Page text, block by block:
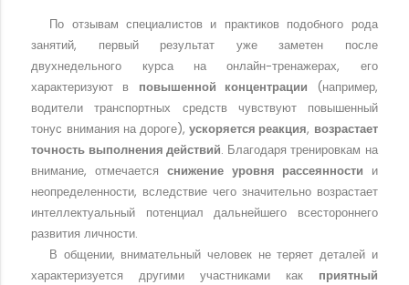
По отзывам специалистов и практиков подобного рода
занятий, первый результат уже заметен после
двухнедельного курса на онлайн-тренажерах, его
характеризуют в повышенной концентрации (например,
водители транспортных средств чувствуют повышенный
тонус внимания на дороге),ускоряется реакция, возрастает
точность выполнения действий. Благодаря тренировкам на
внимание, отмечаетсяснижение уровня рассеянности и
неопределенности, вследствие чего значительно возрастает
интеллектуальный потенциал дальнейшего всестороннего
развития личности.
В общении, внимательный человек не теряет деталей и
характеризуется другими участниками как приятный